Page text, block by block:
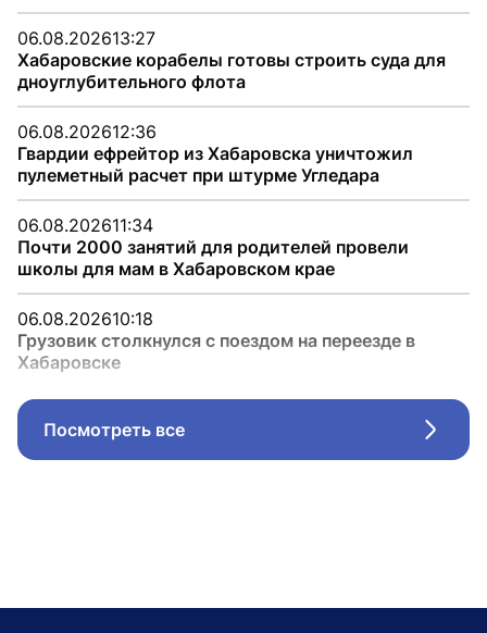
06.08.202613:27
Хабаровские корабелы готовы строить суда для
дноуглубительного флота
06.08.202612:36
Гвардии ефрейтор из Хабаровска уничтожил
пулеметный расчет при штурме Угледара
06.08.202611:34
Почти 2000 занятий для родителей провели
школы для мам в Хабаровском крае
06.08.202610:18
Грузовик столкнулся с поездом на переезде в
Хабаровске
Посмотреть все